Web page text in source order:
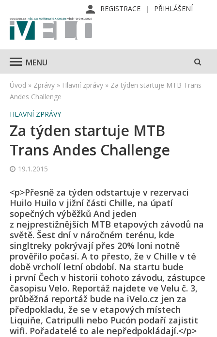
REGISTRACE PŘIHLÁŠENÍ
MENU
Úvod » Zprávy » Hlavní zprávy » Za týden startuje MTB Trans
Andes Challenge
HLAVNÍ ZPRÁVY
Za týden startuje MTB
Trans Andes Challenge
19.1.2015
<p>Přesně za týden odstartuje v rezervaci
Huilo Huilo v jižní části Chille, na úpatí
sopečných výběžků And jeden
z nejprestižnějších MTB etapových závodů na
světě. Šest dní v náročném terénu, kde
singltreky pokrývají přes 20% loni notně
prověřilo počasí. A to přesto, že v Chille v té
době vrcholí letní období. Na startu bude
i první Čech v historii tohoto závodu, zástupce
časopisu Velo. Reportáž najdete ve Velu č. 3,
průběžná reportáž bude na iVelo.cz jen za
předpokladu, že se v etapových místech
Liquiňe, Catripulli nebo Pucón podaří zajistit
wifi. Pořadatelé to ale nepředpokládají.</p>